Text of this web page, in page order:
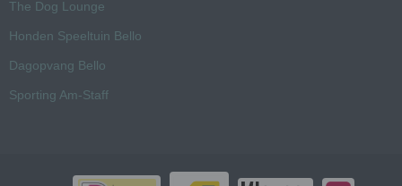
The Dog Lounge
Honden Speeltuin Bello
Dagopvang Bello
Sporting Am-Staff